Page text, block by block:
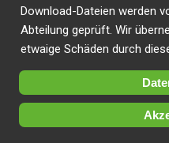
Fachpartner
Download-Dateien werden
Abteilung geprüft. Wir
etwaige Schäden durch